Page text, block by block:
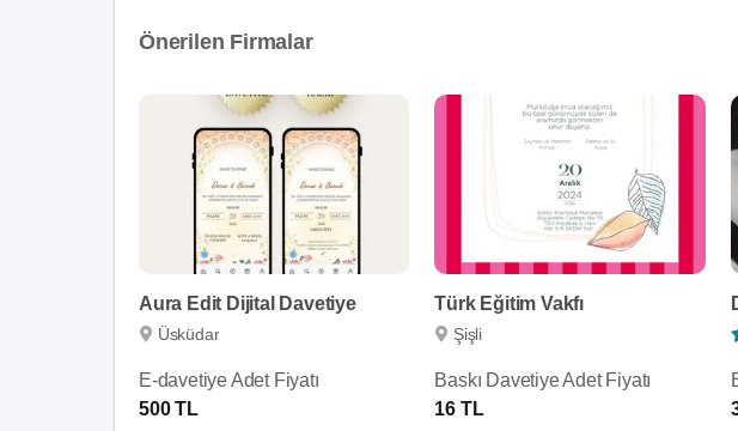
Önerilen Firmalar
Aura Edit Dijital Davetiye
Üsküdar
E-davetiye Adet Fiyatı
500 TL
Türk Eğitim Vakfı
Şişli
Baskı Davetiye Adet Fiyatı
16 TL